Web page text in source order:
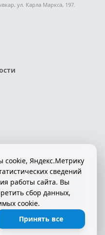
ул. Карла Маркса, 197.
ЙÖЗЛЫ — КОМИ
КОМИ
16+
cookie, Яндекс.Метрику
сведений
работы сайта. Вы
сбор данных,
cookie.
Принять все